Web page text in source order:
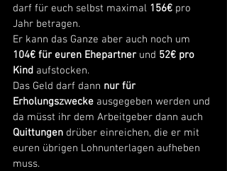
darf für euch selbst maximal 156€ pro
Jahr betragen.
Er kann das Ganze aber auch noch um
104€ für euren Ehepartner und 52€ pro
Kind aufstocken.
Das Geld darf dann nur für
Erholungszwecke ausgegeben werden und
da müsst ihr dem Arbeitgeber dann auch
Quittungen drüber einreichen, die er mit
euren übrigen Lohnunterlagen aufheben
muss.